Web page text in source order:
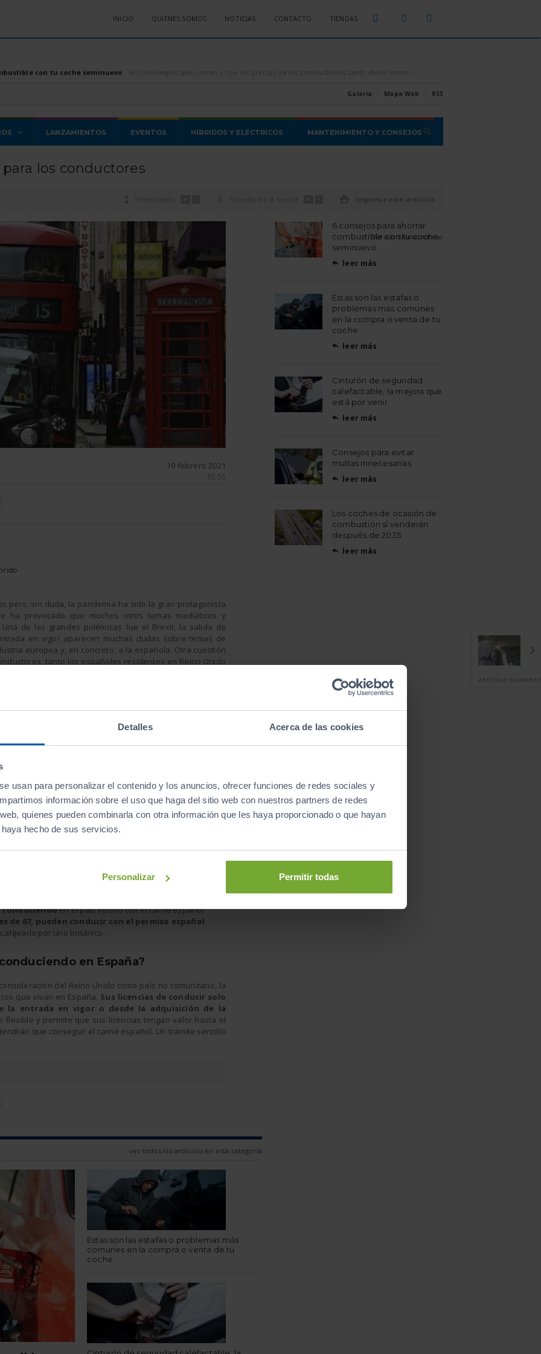
Detalles Acerca de las cookies
usan para personalizar el contenido y los anuncios, ofrecer funciones de redes sociales y
información sobre el uso que haga del sitio web con nuestros partners de redes
quienes pueden combinarla con otra información que les haya proporcionado o que hayan
hecho de sus servicios.
Personalizar Permitir todas
INICIO QUIENES SOMOS NOTICIAS CONTACTO TIENDAS
con tu coche seminuevo En los tiempos que corren y con los precios de los combustibles, tanto diésel como gasolina, disparados por los aires, es conveniente intentar ahorrar todo el combustible que se pueda, [...]
Galería Mapa Web RSS
LANZAMIENTOS EVENTOS HÍBRIDOS Y ELÉCTRICOS MANTENIMIENTO Y CONSEJOS
los conductores
19 febrero 2021
15:55
pero, sin duda, la pandemia ha sido la gran protagonista
ha provocado que muchos otros temas mediáticos y
de las grandes polémicas fue el Brexit, la salida de
en vigor aparecen muchas dudas sobre temas de
europea y, en concreto, a la española. Otra cuestión
tanto los españoles residentes en Reino Unido
artículo te adelantamos algunas claves.
en Reino Unido?
con
El
(Driver
para
Por el
el país
de
su validez durante su estancia podrían solicitar
españolas también pueden utilizar su licencia española
conduciendoen el país vecino con el carné español
de 67, pueden conducir con el permiso español
por uno británico.
en España?
del Reino Unido como país no comunitario, la
que vivan en España. Sus licencias de conducir solo
la entrada en vigor o desde la adquisición de la
flexible y permite que sus licencias tengan valor hasta el
que conseguir el carné español. Un trámite sencillo
ver todos los artículos en esta categoría
Estas son las estafas o problemas más
comunes en la compra o venta de tu
coche
Ver más últimas noticias
6 consejos para ahorrar
combustible con tu coche
seminuevo
 leer más
Estas son las estafas o
problemas más comunes
en la compra o venta de tu
coche
 leer más
Cinturón de seguridad
calefactable, la mejora que
está por venir
 leer más
Consejos para evitar
multas innecesarias
 leer más
Los coches de ocasión de
combustión sí venderán
después de 2035
 leer más